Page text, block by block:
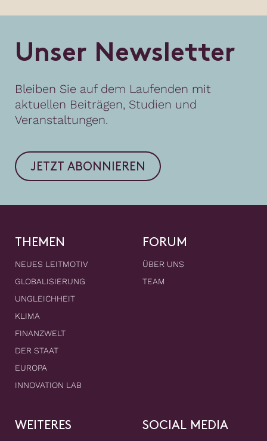
Unser Newsletter
Bleiben Sie auf dem Laufenden mit
aktuellen Beiträgen, Studien und
Veranstaltungen.
JETZT ABONNIEREN
THEMEN
NEUES LEITMOTIV
GLOBALISIERUNG
UNGLEICHHEIT
KLIMA
FINANZWELT
DER STAAT
EUROPA
INNOVATION LAB
FORUM
ÜBER UNS
TEAM
WEITERES SOCIAL MEDIA